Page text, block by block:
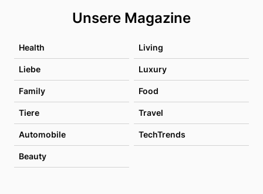
Unsere Magazine
Health Living
Liebe Luxury
Family Food
Tiere Travel
Automobile TechTrends
Beauty